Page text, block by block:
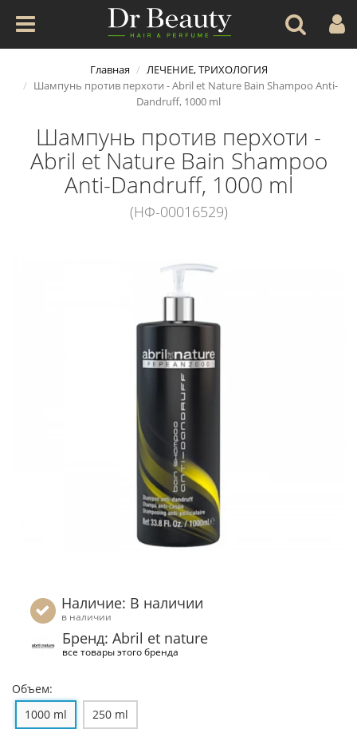
Главная
ЛЕЧЕНИЕ, ТРИХОЛОГИЯ
Шампунь против перхоти - Abril et Nature Bain Shampoo Anti-
Dandruff, 1000 ml
Шампунь против перхоти -
Abril et Nature Bain Shampoo
Anti-Dandruff, 1000 ml
(НФ-00016529)
Наличие: В наличии
в наличии
Бренд: Abril et nature
все товары этого бренда
Объем:
1000 ml
250 ml